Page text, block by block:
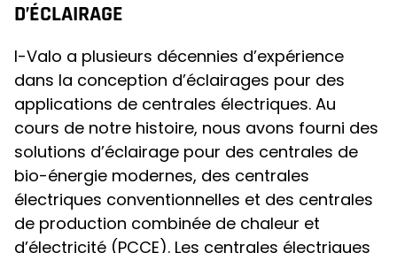
D’ÉCLAIRAGE
I-Valo a plusieurs décennies d’expérience
dans la conception d’éclairages pour des
applications de centrales électriques. Au
cours de notre histoire, nous avons fourni des
solutions d’éclairage pour des centrales de
bio-énergie modernes, des centrales
électriques conventionnelles et des centrales
de production combinée de chaleur et
d’électricité (PCCE). Les centrales électriques